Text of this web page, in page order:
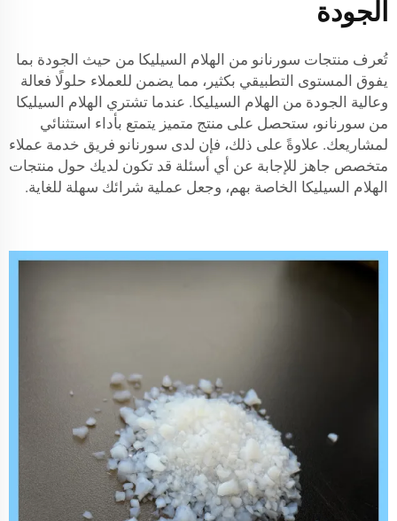
الجودة
تُعرف منتجات سورنانو من الهلام السيليكا من حيث الجودة بما
يفوق المستوى التطبيقي بكثير، مما يضمن للعملاء حلولًا فعالة
وعالية الجودة من الهلام السيليكا. عندما تشتري الهلام السيليكا
من سورنانو، ستحصل على منتج متميز يتمتع بأداء استثنائي
لمشاريعك. علاوةً على ذلك، فإن لدى سورنانو فريق خدمة عملاء
متخصص جاهز للإجابة عن أي أسئلة قد تكون لديك حول منتجات
الهلام السيليكا الخاصة بهم، وجعل عملية شرائك سهلة للغاية.